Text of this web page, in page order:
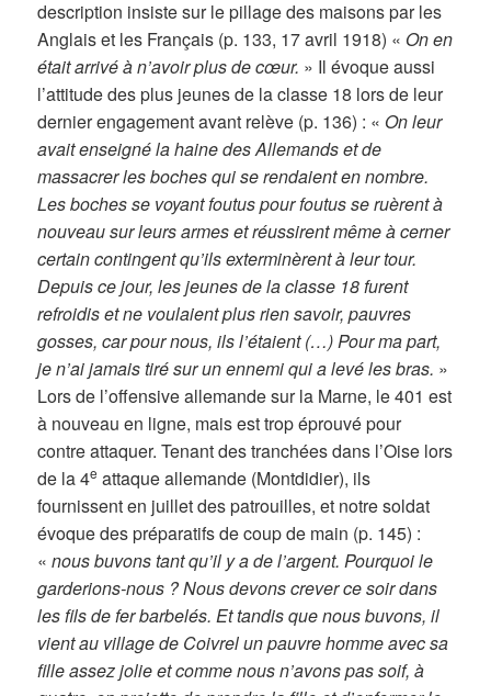
description insiste sur le pillage des maisons par les
Anglais et les Français (p. 133, 17 avril 1918) « On en
était arrivé à n’avoir plus de cœur. » Il évoque aussi
l’attitude des plus jeunes de la classe 18 lors de leur
dernier engagement avant relève (p. 136) : « On leur
avait enseigné la haine des Allemands et de
massacrer les boches qui se rendaient en nombre.
Les boches se voyant foutus pour foutus se ruèrent à
nouveau sur leurs armes et réussirent même à cerner
certain contingent qu’ils exterminèrent à leur tour.
Depuis ce jour, les jeunes de la classe 18 furent
refroidis et ne voulaient plus rien savoir, pauvres
gosses, car pour nous, ils l’étaient (…) Pour ma part,
je n’ai jamais tiré sur un ennemi qui a levé les bras. »
Lors de l’offensive allemande sur la Marne, le 401 est
à nouveau en ligne, mais est trop éprouvé pour
contre attaquer. Tenant des tranchées dans l’Oise lors
de la 4e attaque allemande (Montdidier), ils
fournissent en juillet des patrouilles, et notre soldat
évoque des préparatifs de coup de main (p. 145) :
«nous buvons tant qu’il y a de l’argent. Pourquoi le
garderions-nous ? Nous devons crever ce soir dans
les fils de fer barbelés. Et tandis que nous buvons, il
vient au village de Coivrel un pauvre homme avec sa
fille assez jolie et comme nous n’avons pas soif, à